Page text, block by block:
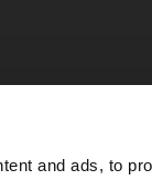
and ads, to